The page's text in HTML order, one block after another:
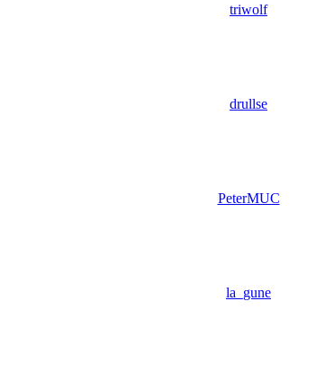
triwolf
drullse
PeterMUC
la_gune